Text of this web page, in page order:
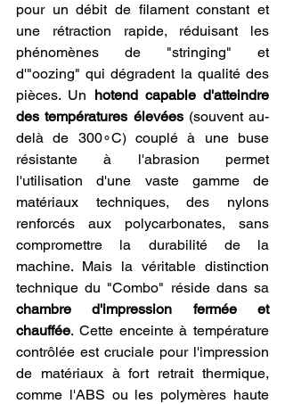
pour un débit de filament constant et
une rétraction rapide, réduisant les
phénomènes de "stringing" et
d'"oozing" qui dégradent la qualité des
pièces. Un hotend capable d'atteindre
des températures élevées (souvent au-
delà de 300∘C) couplé à une buse
résistante à l'abrasion permet
l'utilisation d'une vaste gamme de
matériaux techniques, des nylons
renforcés aux polycarbonates, sans
compromettre la durabilité de la
machine. Mais la véritable distinction
chambre d'impression fermée et
chauffée. Cette enceinte à température
contrôlée est cruciale pour l'impression
de matériaux à fort retrait thermique,
comme l'ABS ou les polymères haute